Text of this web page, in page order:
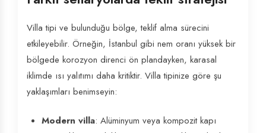
Villa tipi ve bulunduğu bölge, teklif alma sürecini
etkileyebilir. Örneğin, İstanbul gibi nem oranı yüksek bir
bölgede korozyon direnci ön plandayken, karasal
iklimde ısı yalıtımı daha kritiktir. Villa tipinize göre şu
yaklaşımları benimseyin:
Modern villa: Alüminyum veya kompozit kapı